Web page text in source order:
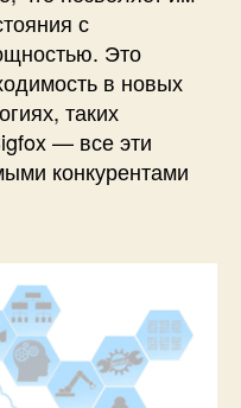
o
x
–
о
с
о
,
а
р
х
и
с
Это
в новых
таких
— все эти
конкурентами